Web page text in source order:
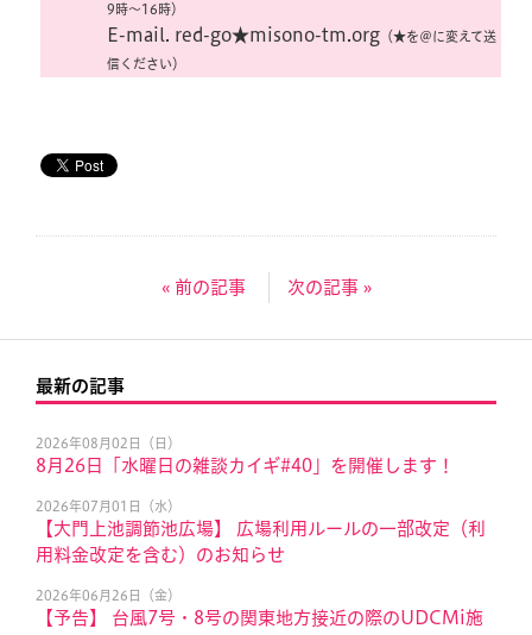
9時〜16時）
E-mail. red-go★misono-tm.org（★を＠に変えて送
信ください）
« 前の記事 次の記事 »
最新の記事
2026年08月02日（日）
8月26日「水曜日の雑談カイギ#40」を開催します！
2026年07月01日（水）
【大門上池調節池広場】 広場利用ルールの一部改定（利
用料金改定を含む）のお知らせ
2026年06月26日（金）
【予告】 台風7号・8号の関東地方接近の際のUDCMi施